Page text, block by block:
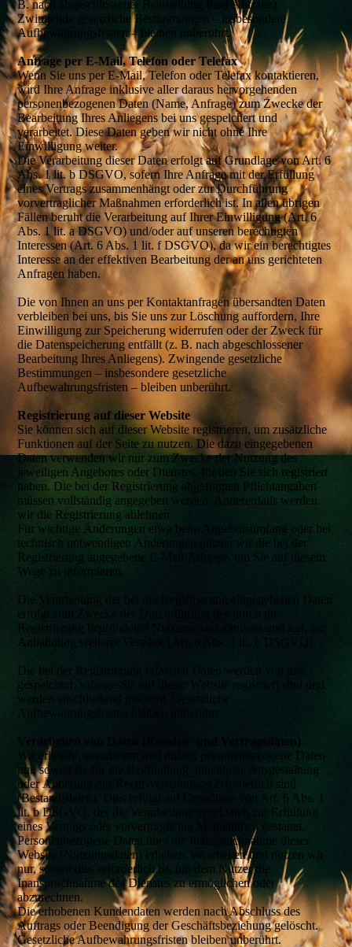
B. nach abgeschlossener Bearbeitung Ihrer Anfrage).
Zwingende gesetzliche Bestimmungen – insbesondere
Aufbewahrungsfristen – bleiben unberührt.
Anfrage per E-Mail, Telefon oder Telefax
Wenn Sie uns per E-Mail, Telefon oder Telefax kontaktieren,
wird Ihre Anfrage inklusive aller daraus hervorgehenden
personenbezogenen Daten (Name, Anfrage) zum Zwecke der
Bearbeitung Ihres Anliegens bei uns gespeichert und
verarbeitet. Diese Daten geben wir nicht ohne Ihre
Einwilligung weiter.
Die Verarbeitung dieser Daten erfolgt auf Grundlage von Art. 6
Abs. 1 lit. b DSGVO, sofern Ihre Anfrage mit der Erfüllung
eines Vertrags zusammenhängt oder zur Durchführung
vorvertraglicher Maßnahmen erforderlich ist. In allen übrigen
Fällen beruht die Verarbeitung auf Ihrer Einwilligung (Art. 6
Abs. 1 lit. a DSGVO) und/oder auf unseren berechtigten
Interessen (Art. 6 Abs. 1 lit. f DSGVO), da wir ein berechtigtes
Interesse an der effektiven Bearbeitung der an uns gerichteten
Anfragen haben.
Die von Ihnen an uns per Kontaktanfragen übersandten Daten
verbleiben bei uns, bis Sie uns zur Löschung auffordern, Ihre
Einwilligung zur Speicherung widerrufen oder der Zweck für
die Datenspeicherung entfällt (z. B. nach abgeschlossener
Bearbeitung Ihres Anliegens). Zwingende gesetzliche
Bestimmungen – insbesondere gesetzliche
Aufbewahrungsfristen – bleiben unberührt.
Registrierung auf dieser Website
Sie können sich auf dieser Website registrieren, um zusätzliche
Funktionen auf der Seite zu nutzen. Die dazu eingegebenen
Daten verwenden wir nur zum Zwecke der Nutzung des
jeweiligen Angebotes oder Dienstes, für den Sie sich registriert
haben. Die bei der Registrierung abgefragten Pflichtangaben
müssen vollständig angegeben werden. Anderenfalls werden
wir die Registrierung ablehnen.
Für wichtige Änderungen etwa beim Angebotsumfang oder bei
technisch notwendigen Änderungen nutzen wir die bei der
Registrierung angegebene E-Mail-Adresse, um Sie auf diesem
Wege zu informieren.
Die Verarbeitung der bei der Registrierung eingegebenen Daten
erfolgt zum Zwecke der Durchführung des durch die
Registrierung begründeten Nutzungsverhältnisses und ggf. zur
Anbahnung weiterer Verträge (Art. 6 Abs. 1 lit. b DSGVO).
Die bei der Registrierung erfassten Daten werden von uns
gespeichert, solange Sie auf dieser Website registriert sind und
werden anschließend gelöscht. Gesetzliche
Aufbewahrungsfristen bleiben unberührt.
Verarbeiten von Daten (Kunden- und Vertragsdaten)
Wir erheben, verarbeiten und nutzen personenbezogene Daten
nur, soweit sie für die Begründung, inhaltliche Ausgestaltung
oder Änderung des Rechtsverhältnisses erforderlich sind
(Bestandsdaten). Dies erfolgt auf Grundlage von Art. 6 Abs. 1
lit. b DSGVO, der die Verarbeitung von Daten zur Erfüllung
eines Vertrags oder vorvertraglicher Maßnahmen gestattet.
Personenbezogene Daten über die Inanspruchnahme dieser
Website (Nutzungsdaten) erheben, verarbeiten und nutzen wir
nur, soweit dies erforderlich ist, um dem Nutzer die
Inanspruchnahme des Dienstes zu ermöglichen oder
abzurechnen.
Die erhobenen Kundendaten werden nach Abschluss des
Auftrags oder Beendigung der Geschäftsbeziehung gelöscht.
Gesetzliche Aufbewahrungsfristen bleiben unberührt.